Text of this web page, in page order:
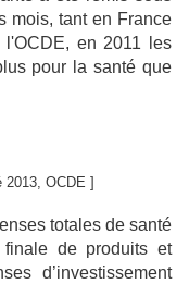
mois, tant en France
l'OCDE, en 2011 les
pour la santé que
2013, OCDE ]
totales de santé
finale de produits et
d’investissement